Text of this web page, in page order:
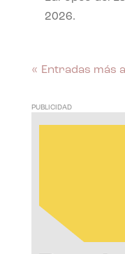
2026.
« Entradas más
PUBLICIDAD